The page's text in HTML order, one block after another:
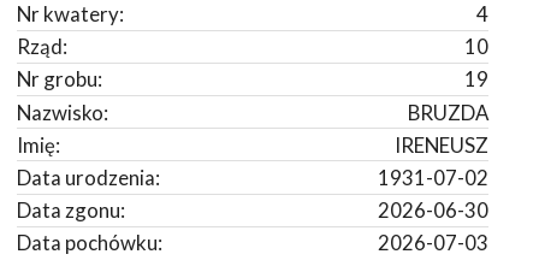
4
Nr kwatery:
10
Rząd:
19
Nr grobu:
BRUZDA
Nazwisko:
IRENEUSZ
Imię:
1931-07-02
Data urodzenia:
2026-06-30
Data zgonu:
2026-07-03
Data pochówku: